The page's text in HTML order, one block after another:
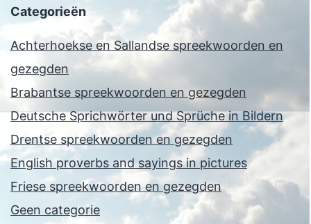
Categorieën
Achterhoekse en Sallandse spreekwoorden en
gezegden
Brabantse spreekwoorden en gezegden
Deutsche Sprichwörter und Sprüche in Bildern
Drentse spreekwoorden en gezegden
English proverbs and sayings in pictures
Friese spreekwoorden en gezegden
Geen categorie